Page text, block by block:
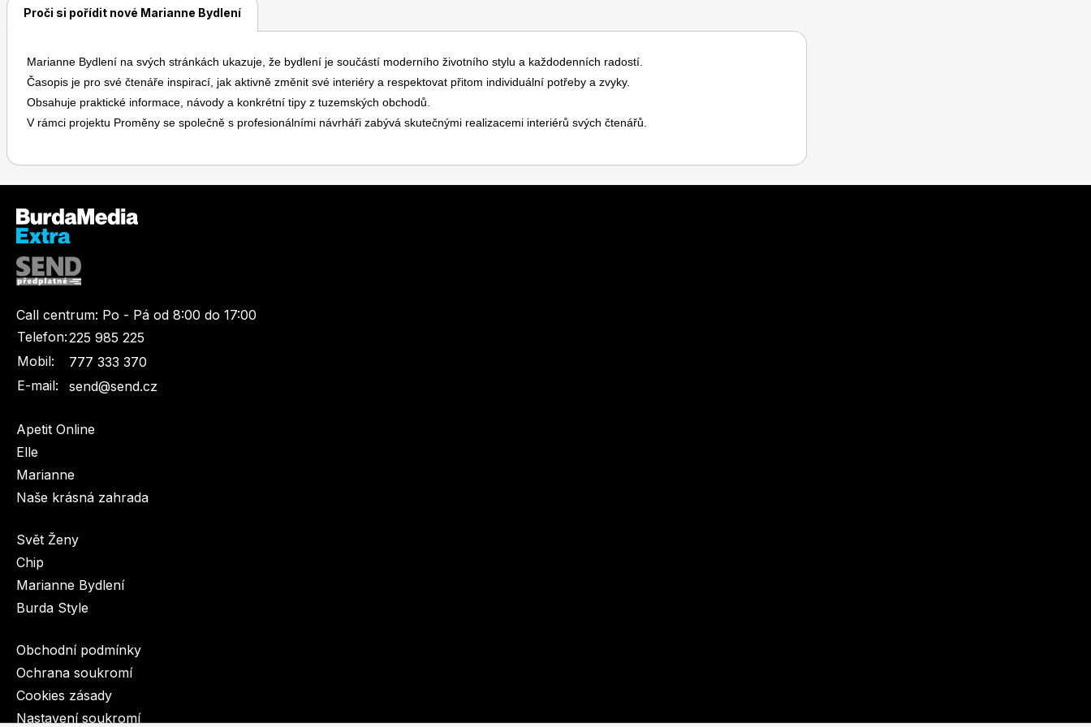
Proči si pořídit nové Marianne Bydlení
Marianne Bydlení na svých stránkách ukazuje, že bydlení je součástí moderního životního stylu a každodenních radostí.
Časopis je pro své čtenáře inspirací, jak aktivně změnit své interiéry a respektovat přitom individuální potřeby a zvyky.
Obsahuje praktické informace, návody a konkrétní tipy z tuzemských obchodů.
V rámci projektu Proměny se společně s profesionálními návrháři zabývá skutečnými realizacemi interiérů svých čtenářů.
Call centrum: Po - Pá od 8:00 do 17:00
Telefon:225 985 225
Mobil:
777 333 370
E-mail:
send@send.cz
Apetit Online
Elle
Marianne
Naše krásná zahrada
Svět Ženy
Chip
Marianne Bydlení
Burda Style
Obchodní podmínky
Ochrana soukromí
Cookies zásady
Nastavení soukromí